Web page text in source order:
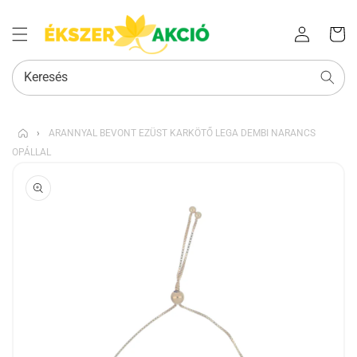
Bejelentkezés
kosara
Keresés
›
ARANNYAL BEVONT EZÜST KARKÖTŐ LEGA DEMBI NARANCS
OPÁLLAL
UGRÁS A
TERMÉKADATOKRA